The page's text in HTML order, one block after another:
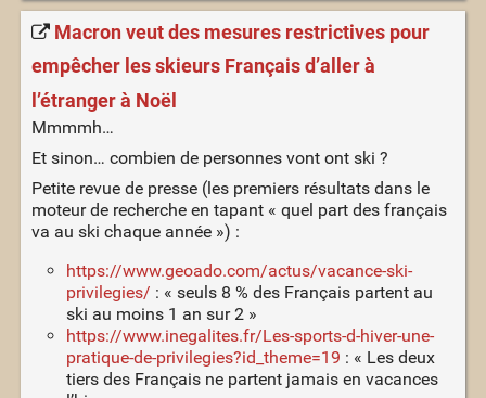
Macron veut des mesures restrictives pour
empêcher les skieurs Français d’aller à
l’étranger à Noël
Mmmmh…
Et sinon… combien de personnes vont ont ski ?
Petite revue de presse (les premiers résultats dans le
moteur de recherche en tapant « quel part des français
va au ski chaque année ») :
https://www.geoado.com/actus/vacance-ski-
privilegies/ : « seuls 8 % des Français partent au
ski au moins 1 an sur 2 »
https://www.inegalites.fr/Les-sports-d-hiver-une-
pratique-de-privilegies?id_theme=19 : « Les deux
tiers des Français ne partent jamais en vacances